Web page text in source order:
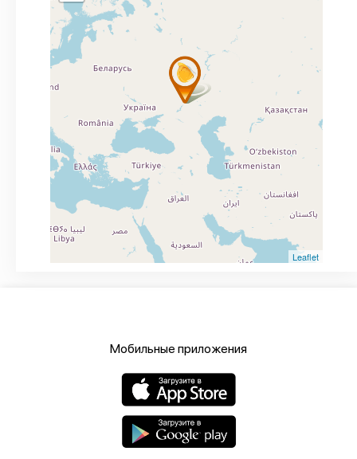
Leaflet
Мобильные приложения